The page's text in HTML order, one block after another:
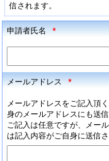
信されます。
申請者氏名 *
メールアドレス *
メールアドレスをご記入頂
身のメールアドレスにも送信
ご記入は任意ですが、メー
は記入内容がご自身に送信